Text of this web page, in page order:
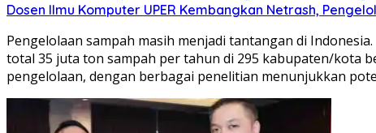
Dosen Ilmu Komputer UPER Kembangkan Netrash,
Pengelolaan sampah masih menjadi tantangan di
total 35 juta ton sampah per tahun di 295 kabupaten/kota
pengelolaan, dengan berbagai penelitian menunjukkan